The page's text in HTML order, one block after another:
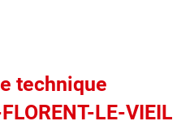
technique
LE-VIEIL